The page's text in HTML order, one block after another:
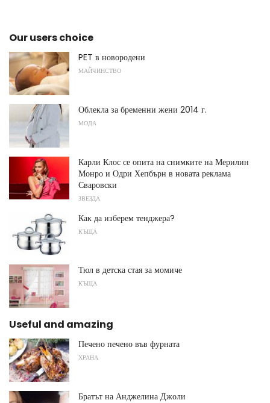
Our users choice
PET в новородени
МАЙЧИНСТВО
Облекла за бременни жени 2014 г.
МОДА
Карли Клос се опита на снимките на Мерилин
Монро и Одри Хепбърн в новата реклама
Сваровски
ЗВЕЗДА
Как да изберем тенджера?
КЪЩА
Тюл в детска стая за момиче
КЪЩА
Useful and amazing
Печено печено във фурната
ХРАНА
Братът на Анджелина Джоли